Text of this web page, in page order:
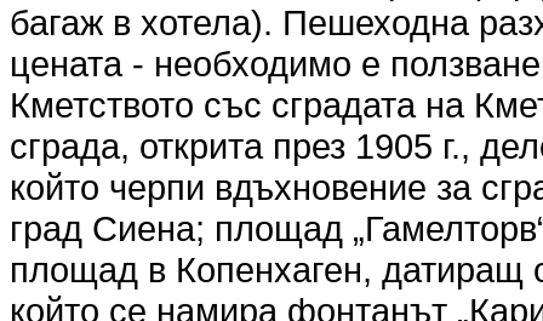
багаж в хотела). Пешеходна
цената - необходимо е
Кметството със сградата на
сграда, открита през 1905 г.,
който черпи вдъхновение за
град Сиена; площад
площад в Копенхаген, датиращ
който се намира фонтанът